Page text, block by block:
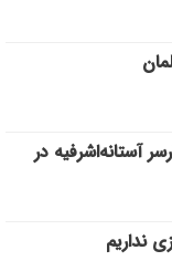
آستانه‌اشرفیه در
نداریم